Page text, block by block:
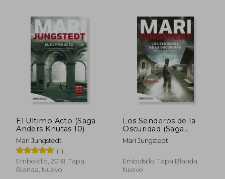
El Ultimo Acto (Saga
Anders Knutas 10)
Mari Jungstedt
(1)
Embolsillo, 2018, Tapa
Blanda, Nuevo
Los Senderos de la
Oscuridad (Saga
Anders Knutas 14)
Mari Jungstedt
Embolsillo, Tapa Blanda,
Nuevo